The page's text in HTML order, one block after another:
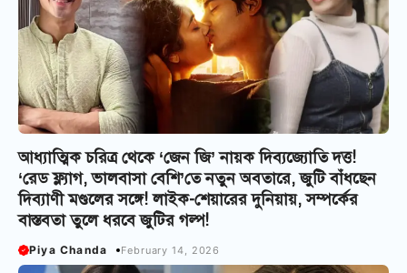
আধ্যাত্মিক চরিত্র থেকে ‘জেন জি’ নায়ক দিব্যজ্যোতি দত্ত!
‘রেড ফ্ল্যাগ, ভালবাসা বেশি’তে নতুন অবতারে, জুটি বাঁধছেন
দিব্যাণী মণ্ডলের সঙ্গে! লাইক-শেয়ারের দুনিয়ায়, সম্পর্কের
বাস্তবতা তুলে ধরবে জুটির গল্প!
Piya Chanda February 14, 2026